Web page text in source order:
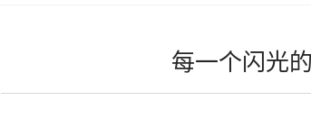
每一个闪光